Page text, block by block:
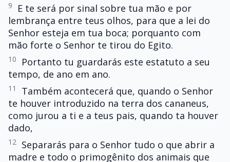
9
E te será por sinal sobre tua mão e por
lembrança entre teus olhos, para que a lei do
Senhor esteja em tua boca; porquanto com
mão forte o Senhor te tirou do Egito.
10
Portanto tu guardarás este estatuto a seu
tempo, de ano em ano.
11
Também acontecerá que, quando o Senhor
te houver introduzido na terra dos cananeus,
como jurou a ti e a teus pais, quando ta houver
dado,
12
Separarás para o Senhor tudo o que abrir a
madre e todo o primogênito dos animais que